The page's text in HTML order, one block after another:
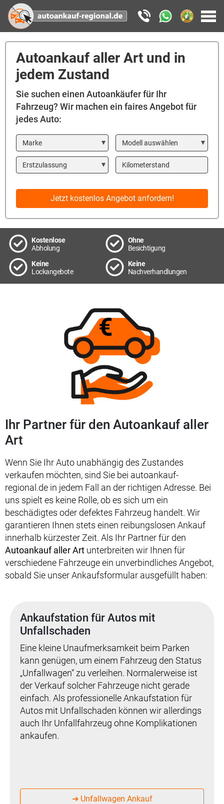
Autoankauf aller Art und in
jedem Zustand
Sie suchen einen Autoankäufer für Ihr
Fahrzeug? Wir machen ein faires Angebot für
jedes Auto:
Marke Modell
Year Kilometerstand
Jetzt kostenlos Angebot anfordern!
Kostenlose
Abholung
Ohne
Besichtigung
Keine
Lockangebote
Keine
Nachverhandlungen
Ihr Partner für den Autoankauf aller
Art
Wenn Sie Ihr Auto unabhängig des Zustandes
verkaufen möchten, sind Sie bei autoankauf-
regional.de in jedem Fall an der richtigen Adresse. Bei
uns spielt es keine Rolle, ob es sich um ein
beschädigtes oder defektes Fahrzeug handelt. Wir
garantieren Ihnen stets einen reibungslosen Ankauf
innerhalb kürzester Zeit. Als Ihr Partner für den
Autoankauf aller Art unterbreiten wir Ihnen für
verschiedene Fahrzeuge ein unverbindliches Angebot,
sobald Sie unser Ankaufsformular ausgefüllt haben:
Ankaufstation für Autos mit
Unfallschaden
Eine kleine Unaufmerksamkeit beim Parken
kann genügen, um einem Fahrzeug den Status
„Unfallwagen“ zu verleihen. Normalerweise ist
der Verkauf solcher Fahrzeuge nicht gerade
einfach. Als professionelle Ankaufstation für
Autos mit Unfallschaden können wir allerdings
auch Ihr Unfallfahrzeug ohne Komplikationen
ankaufen.
➔ Unfallwagen Ankauf